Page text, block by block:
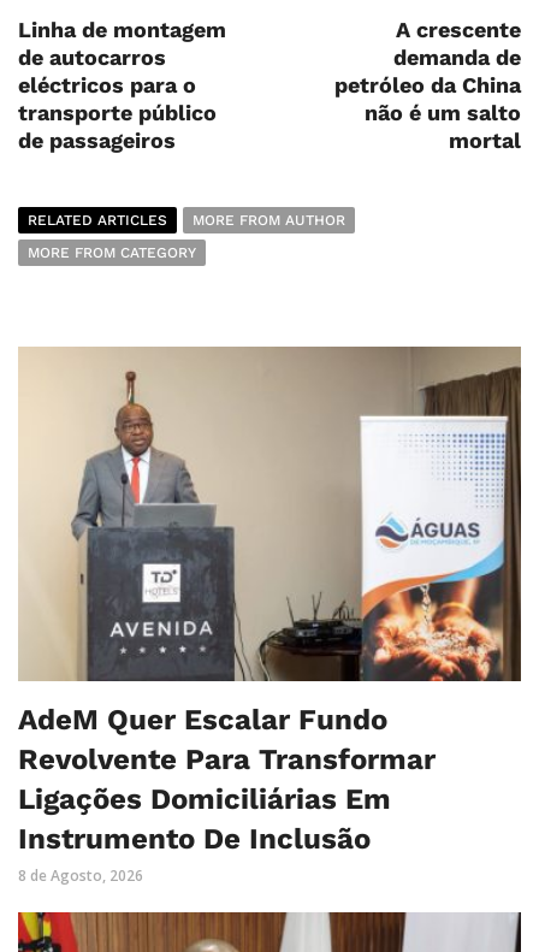
Linha de montagem
de autocarros
eléctricos para o
transporte público
de passageiros
A crescente
demanda de
petróleo da China
não é um salto
mortal
RELATED ARTICLES
MORE FROM AUTHOR
MORE FROM CATEGORY
AdeM Quer Escalar Fundo
Revolvente Para Transformar
Ligações Domiciliárias Em
Instrumento De Inclusão
8 de Agosto, 2026